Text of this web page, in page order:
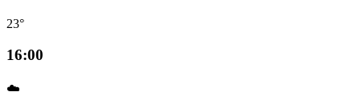
23°
16:00
☁️